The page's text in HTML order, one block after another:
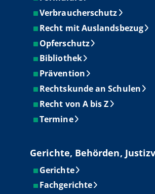
Verbraucherschutz
Recht mit Auslandsbezug
Opferschutz
Bibliothek
Prävention
Rechtskunde an Schulen
Recht von A bis Z
Termine
Gerichte, Behörden,
Gerichte
Fachgerichte